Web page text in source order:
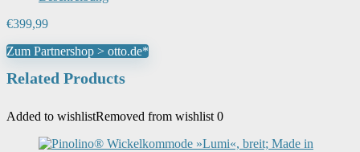
€399,99
Zum Partnershop > otto.de*
Related Products
Added to wishlistRemoved from wishlist 0